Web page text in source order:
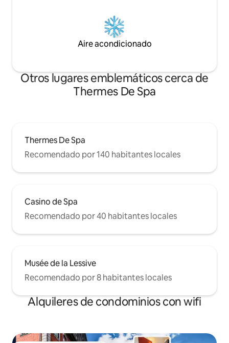
Aire acondicionado
Otros lugares emblemáticos cerca de
Thermes De Spa
Thermes De Spa
Recomendado por 140 habitantes locales
Casino de Spa
Recomendado por 40 habitantes locales
Musée de la Lessive
Recomendado por 8 habitantes locales
Alquileres de condominios con wifi